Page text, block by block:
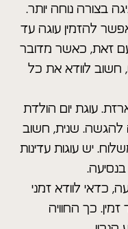
בצורה נוחה יותר.
להזמין עוגה עד
זאת, כאשר מדובר
חשוב לוודא את כל
עוגת יום הולדת
להגשה. שנית, חשוב
יש עוגות עדינות
בנסיעה.
כדאי לוודא זמני
כך החוויה